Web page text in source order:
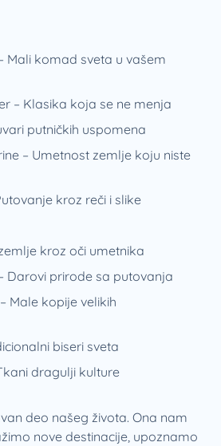
Mali komad sveta u vašem
– Klasika koja se ne menja
putničkih uspomena
– Umetnost zemlje koju niste
kroz reči i slike
kroz oči umetnika
Darovi prirode sa putovanja
Male kopije velikih
biseri sveta
dragulji kulture
deo našeg života. Ona nam
nove destinacije, upoznamo